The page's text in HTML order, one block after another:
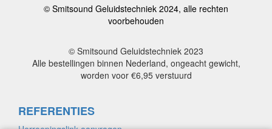
© Smitsound Geluidstechniek 2024, alle rechten
voorbehouden
© Smitsound Geluidstechniek 2023
Alle bestellingen binnen Nederland, ongeacht gewicht,
worden voor €6,95 verstuurd
REFERENTIES